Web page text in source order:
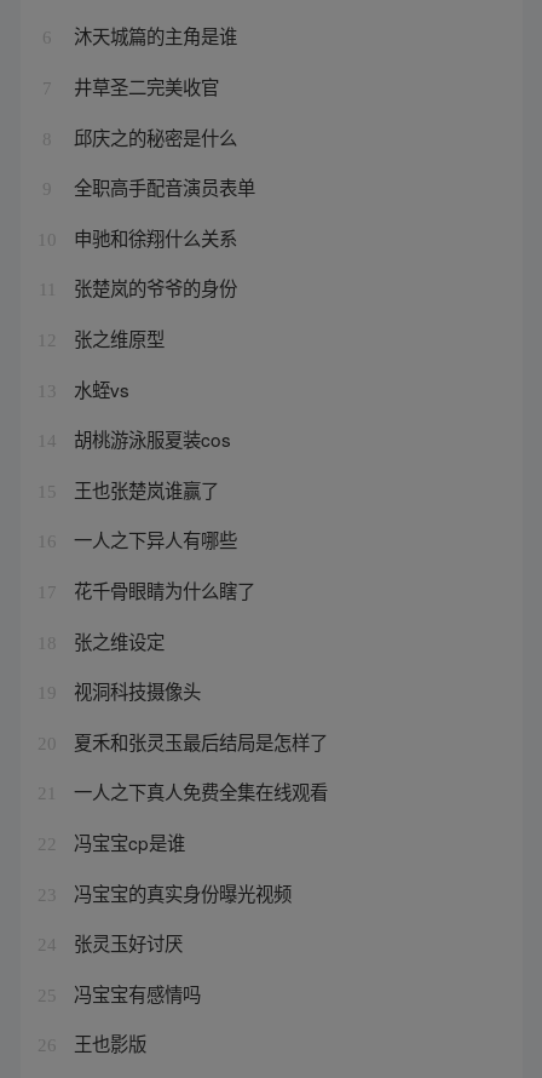
6 沐天城篇的主角是谁
7 井草圣二完美收官
8 邱庆之的秘密是什么
9 全职高手配音演员表单
10 申驰和徐翔什么关系
张楚岚的爷爷的身份
12 张之维原型
13 水蛭vs
14 胡桃游泳服夏装cos
15 王也张楚岚谁赢了
16 一人之下异人有哪些
17 花千骨眼睛为什么瞎了
18 张之维设定
19 视洞科技摄像头
20 夏禾和张灵玉最后结局是怎样了
21 一人之下真人免费全集在线观看
22 冯宝宝cp是谁
23 冯宝宝的真实身份曝光视频
24 张灵玉好讨厌
25 冯宝宝有感情吗
26 王也影版